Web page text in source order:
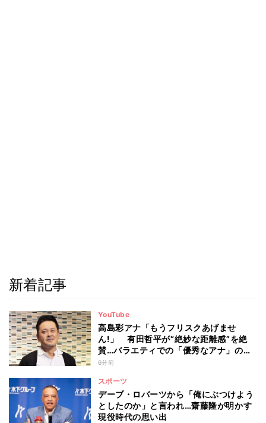
新着記事
YouTube
高島彩アナ「もうフリスクあげませ
ん!」 有田哲平が“絶妙な距離感”を絶
賛…バラエティでの「優秀なアナ」の条
件とは
6分前
スポーツ
デーブ・ロバーツから「俺にぶつけよう
としたのか」と言われ…齋藤隆が明かす
現役時代の思い出